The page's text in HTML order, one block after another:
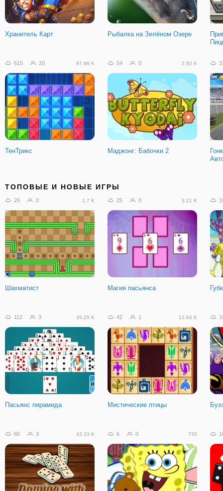
Хранитель Карт Рыбалка на Зелёном Озере
615 20 97.98 K
ТенТрикс
54 0 2.92 K
Маджонг: Бабочки 2
Парковка Грузовиков с
Прицепом
Бен 10: Инопланетные
соперники
Скорость (Вспыш) в Долине
Динозавров
ТОПОВЫЕ И НОВЫЕ ИГРЫ
26 0 1.7 K
Шахматист
25 0 3.21 K
Магия пасьянса
112 3 35.25 K
Пасьянс пирамида
42 1 12.64 K
Мистические птицы
80 3 43.33 K 6 0 730